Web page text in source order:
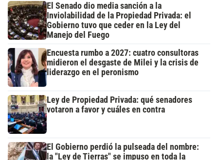
El Senado dio media sanción a la
Inviolabilidad de la Propiedad Privada: el
Gobierno tuvo que ceder en la Ley del
Manejo del Fuego
Encuesta rumbo a 2027: cuatro consultoras
midieron el desgaste de Milei y la crisis de
liderazgo en el peronismo
Ley de Propiedad Privada: qué senadores
votaron a favor y cuáles en contra
El Gobierno perdió la pulseada del nombre:
la "Ley de Tierras" se impuso en toda la